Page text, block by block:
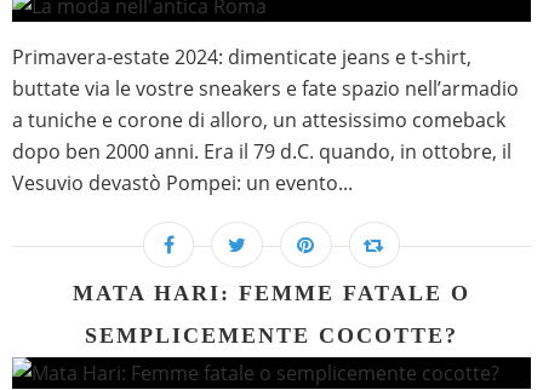
Primavera-estate 2024: dimenticate jeans e t-shirt,
buttate via le vostre sneakers e fate spazio nell’armadio
a tuniche e corone di alloro, un attesissimo comeback
dopo ben 2000 anni. Era il 79 d.C. quando, in ottobre, il
Vesuvio devastò Pompei: un evento...
MATA HARI: FEMME FATALE O
SEMPLICEMENTE COCOTTE?